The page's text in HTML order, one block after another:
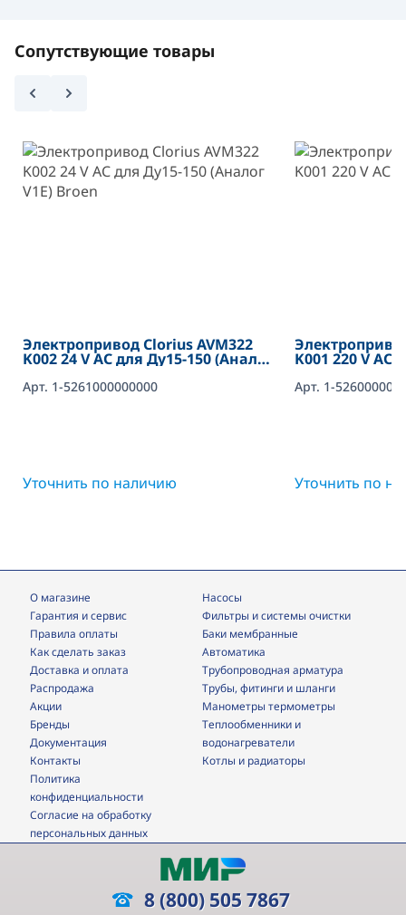
Сопутствующие товары
Электропривод Clorius AVM322
K002 24 V АС для Ду15-150 (Аналог
Арт. 1-5261000000000
Уточнить по наличию
K001 220 V АС
Арт. 1-
Уточнить по
О магазине
Гарантия и сервис
Правила оплаты
Как сделать заказ
Доставка и оплата
Распродажа
Акции
Бренды
Документация
Контакты
Насосы
фильтры и системы очистки
Баки мембранные
Автоматика
трубопроводная арматура
трубы, фитинги и шланги
манометры термометры
теплообменники и
водонагреватели
Котлы и радиаторы
Политика
конфиденциальности
Согласие на обработку
персональных данных
8 (800) 505 7867